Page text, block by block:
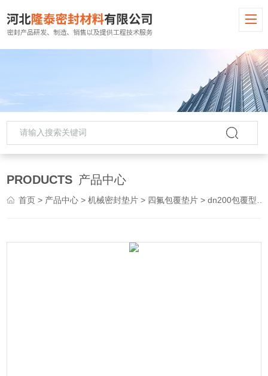
PRODUCTS 产品中心
首页 > 产品中心 >机械密封垫片 > 四氟包覆垫片 > dn200包覆型垫片,四氟包覆垫片厂家